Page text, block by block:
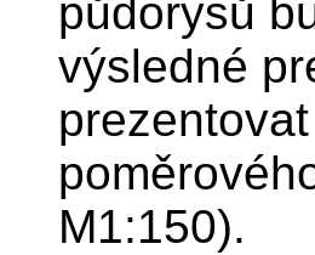
půdorysů
výsledné
M1:150).